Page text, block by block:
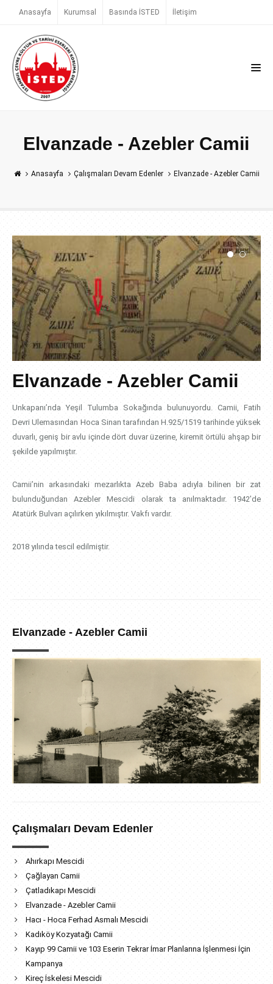
Anasayfa Kurumsal Basında İSTED İletişim
Elvanzade - Azebler Camii
Anasayfa Çalışmaları Devam Edenler Elvanzade - Azebler Camii
Elvanzade - Azebler Camii
Unkapanı’nda Yeşil Tulumba Sokağında bulunuyordu. Camii, Fatih
Devri Ulemasından Hoca Sinan tarafından H.925/1519 tarihinde yüksek
duvarlı, geniş bir avlu içinde dört duvar üzerine, kiremit örtülü ahşap bir
şekilde yapılmıştır.
Camii’nin arkasındaki mezarlıkta Azeb Baba adıyla bilinen bir zat
bulunduğundan Azebler Mescidi olarak ta anılmaktadır. 1942’de
Atatürk Bulvarı açılırken yıkılmıştır. Vakfı vardır.
2018 yılında tescil edilmiştir.
Elvanzade - Azebler Camii
Çalışmaları Devam Edenler
Ahırkapı Mescidi
Çağlayan Camii
Çatladıkapı Mescidi
Elvanzade - Azebler Camii
Hacı - Hoca Ferhad Asmalı Mescidi
Kadıköy Kozyatağı Camii
Kayıp 99 Camii ve 103 Eserin Tekrar İmar Planlarına İşlenmesi İçin
Kampanya
Kireç İskelesi Mescidi